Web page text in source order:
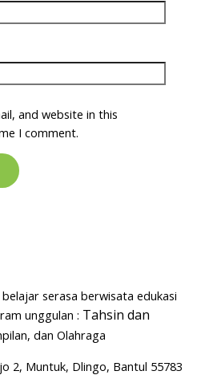
and website in this
I comment.
serasa berwisata edukasi
unggulan : Tahsin dan
dan Olahraga
2, Muntuk, Dlingo, Bantul 55783